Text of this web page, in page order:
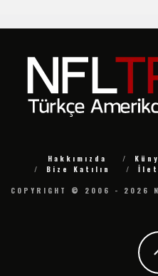
Hakkımızda
Bize Katılın
COPYRIGHT © 2006 - 2026